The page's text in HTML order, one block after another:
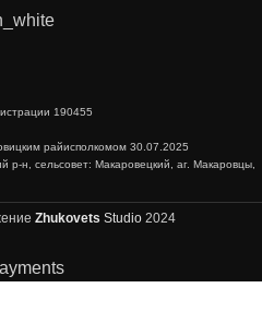
190455
райисполкомом 30.07.2025
р-н, сельсовет: Макаровецкий, аг. Макаровцы,
Zhukovets Studio 2024